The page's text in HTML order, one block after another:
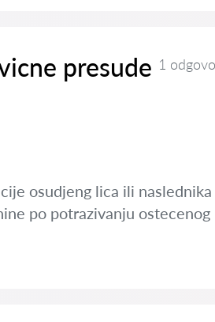
presude 1
osudjeng lica ili
po potrazivanju